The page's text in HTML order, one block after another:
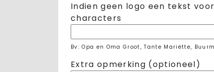
Indien geen logo een tekst
characters
Bv: Opa en Oma Groot, Tante Mariëtte,
Extra opmerking (optioneel)